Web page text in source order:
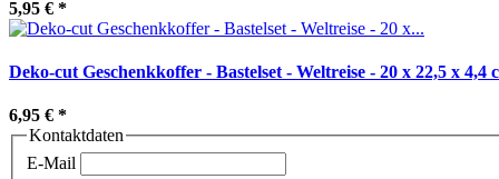
5,95 € *
Deko-cut Geschenkkoffer - Bastelset - Weltreise - 20 x 22,5 x 4,4
6,95 € *
Kontaktdaten
E-Mail